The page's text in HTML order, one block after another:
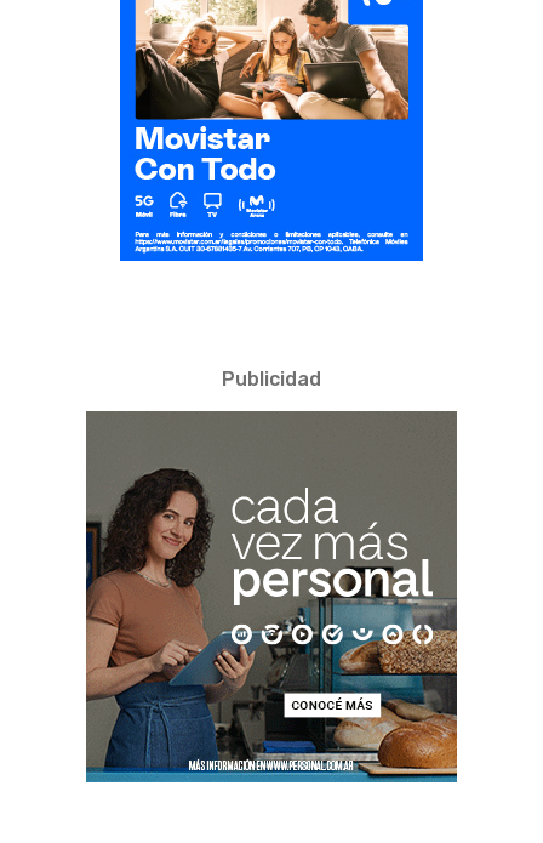
Publicidad